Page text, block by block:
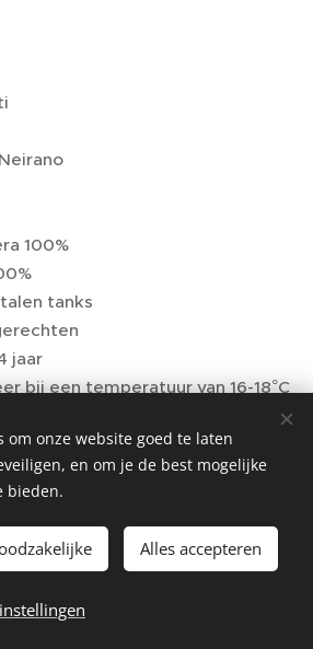
100%
tanks
jaar
bij een temperatuur van 16-18°C
La Piccola Cantina
bydry.media
om onze website goed te laten
en om je de best mogelijke
bieden.
Alles accepteren